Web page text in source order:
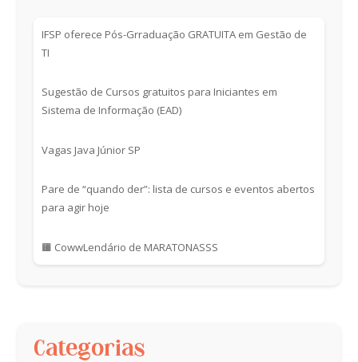
IFSP oferece Pós-Grraduação GRATUITA em Gestão de
TI
Sugestão de Cursos gratuitos para Iniciantes em
Sistema de Informação (EAD)
Vagas Java Júnior SP
Pare de “quando der”: lista de cursos e eventos abertos
para agir hoje
🟧 CowwLendário de MARATONASSS
Categorias